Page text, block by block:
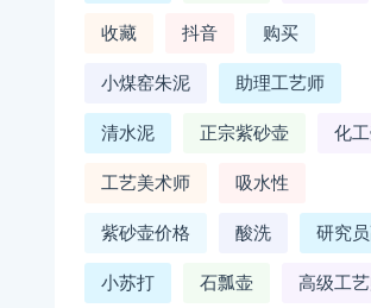
收藏 抖音 购买
小煤窑朱泥 助理工艺师
清水泥 正宗紫砂壶 化
工艺美术师 吸水性
紫砂壶价格 酸洗 研究
小苏打 石瓢壶 高级工